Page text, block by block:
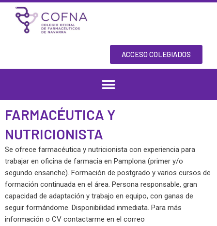
Skip
content
ACCESO COLEGIADOS
FARMACÉUTICA Y
NUTRICIONISTA
Se ofrece farmacéutica y nutricionista con experiencia para
trabajar en oficina de farmacia en Pamplona (primer y/o
segundo ensanche). Formación de postgrado y varios cursos de
formación continuada en el área. Persona responsable, gran
capacidad de adaptación y trabajo en equipo, con ganas de
seguir formándome. Disponibilidad inmediata. Para más
información o CV contactarme en el correo